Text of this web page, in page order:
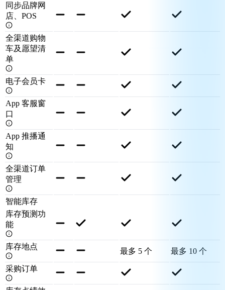
同步品牌网
店、POS
全渠道购物
车及愿望清
单
电子会员卡
App 客服窗
口
App 推播通
知
全渠道订单
管理
智能库存
库存预测功
能
库存地点
最多 5 个 最多 10 个
采购订单